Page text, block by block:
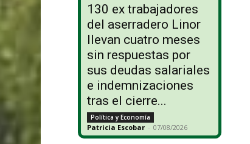
130 ex trabajadores
del aserradero Linor
llevan cuatro meses
sin respuestas por
sus deudas salariales
e indemnizaciones
tras el cierre...
Política y Economía
Patricia Escobar - 07/08/2026